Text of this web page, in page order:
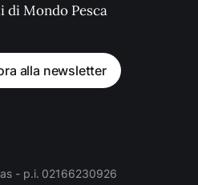
di Mondo Pesca
alla newsletter
- p.i. 02166230926